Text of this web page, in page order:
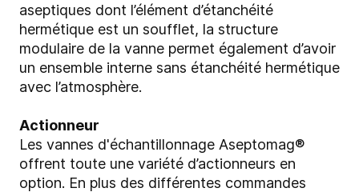
aseptiques dont l’élément d’étanchéité
hermétique est un soufflet, la structure
modulaire de la vanne permet également d’avoir
un ensemble interne sans étanchéité hermétique
avec l’atmosphère.
Actionneur
Les vannes d'échantillonnage Aseptomag®
offrent toute une variété d’actionneurs en
option. En plus des différentes commandes